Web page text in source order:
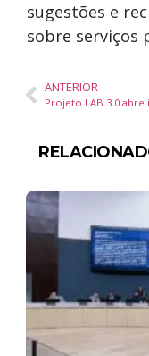
sugestões e
sobre serviços
ANTERIOR